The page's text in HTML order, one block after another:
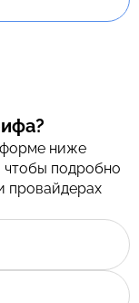
форме ниже
подробно
провайдерах